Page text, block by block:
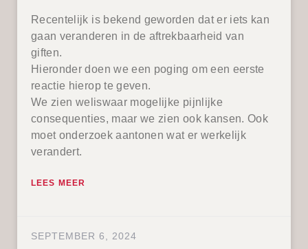
Recentelijk is bekend geworden dat er iets kan
gaan veranderen in de aftrekbaarheid van
giften.
Hieronder doen we een poging om een eerste
reactie hierop te geven.
We zien weliswaar mogelijke pijnlijke
consequenties, maar we zien ook kansen. Ook
moet onderzoek aantonen wat er werkelijk
verandert.
LEES MEER
SEPTEMBER 6, 2024